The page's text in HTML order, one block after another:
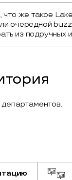
же такое
очередной
из подручных